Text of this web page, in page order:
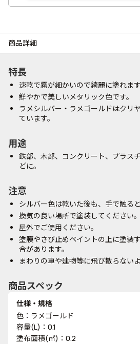
商品詳細
特長
速乾で霧が細かいので綺麗に塗れます
鮮やかで美しいメタリック色です。
ラメシルバー・ラメゴールドはクリ
ています。
用途
鉄部、木部、コンクリート、プラス
どに。
注意
シルバー色は乾いた後も、手で触る
換気の良い場所で塗装してください。
屋外でご使用ください。
塗膜やさび止めペイントの上に塗装
合があります。
まわりの車や建物等に飛び散らない
商品スペック
仕様・規格
色：ラメゴールド
容量(L)：0.1
塗布面積(㎡)：0.2